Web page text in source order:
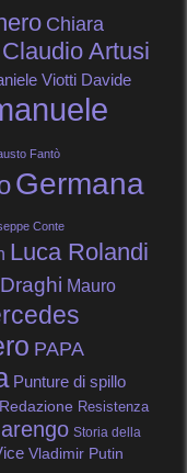
Chiara
Claudio Artusi
Viotti Davide
Fantò
Germana
Conte
Luca Rolandi
Mauro
PAPA
Punture di spillo
Redazione Resistenza
Storia della
Vladimir Putin